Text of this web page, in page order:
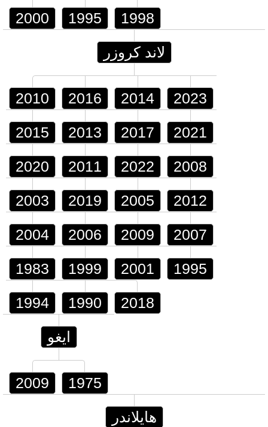
2000 1995 1998
لاند كروزر
2010 2016 2014 2023
2015 2013 2017 2021
2020 2011 2022 2008
2003 2019 2005 2012
2004 2006 2009 2007
1983 1999 2001 1995
1994 1990 2018
ايغو
2009 1975
هايلاندر